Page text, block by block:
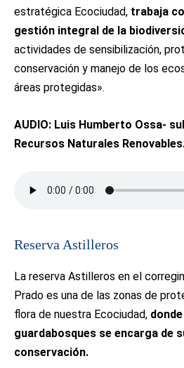
estratégica Ecociudad, trabaja
gestión integral de la
actividades de sensibilización,
conservación y manejo de los
áreas protegidas».
AUDIO: Luis Humberto Ossa-
Recursos Naturales
Reserva Astilleros
La reserva Astilleros en el
Prado es una de las zonas de
flora de nuestra Ecociudad,
guardabosques se encarga de
conservación.